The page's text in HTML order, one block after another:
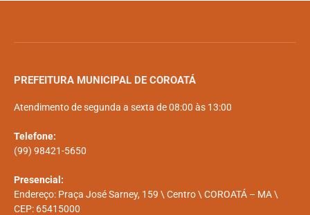
PREFEITURA MUNICIPAL DE COROATÁ
Atendimento de segunda a sexta de 08:00 às 13:00
Telefone:
(99) 98421-5650
Presencial:
Endereço: Praça José Sarney, 159 \ Centro \ COROATÁ – MA \
CEP: 65415000